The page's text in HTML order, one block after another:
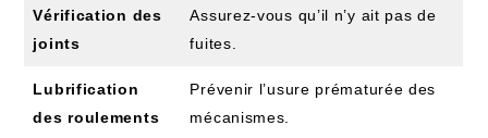
Vérification des
joints
Assurez-vous qu’il n’y ait pas de
fuites.
Lubrification
des roulements
Prévenir l’usure prématurée des
mécanismes.